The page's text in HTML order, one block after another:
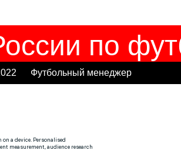
по
Футбольный менеджер